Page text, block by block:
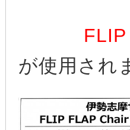
が使用され